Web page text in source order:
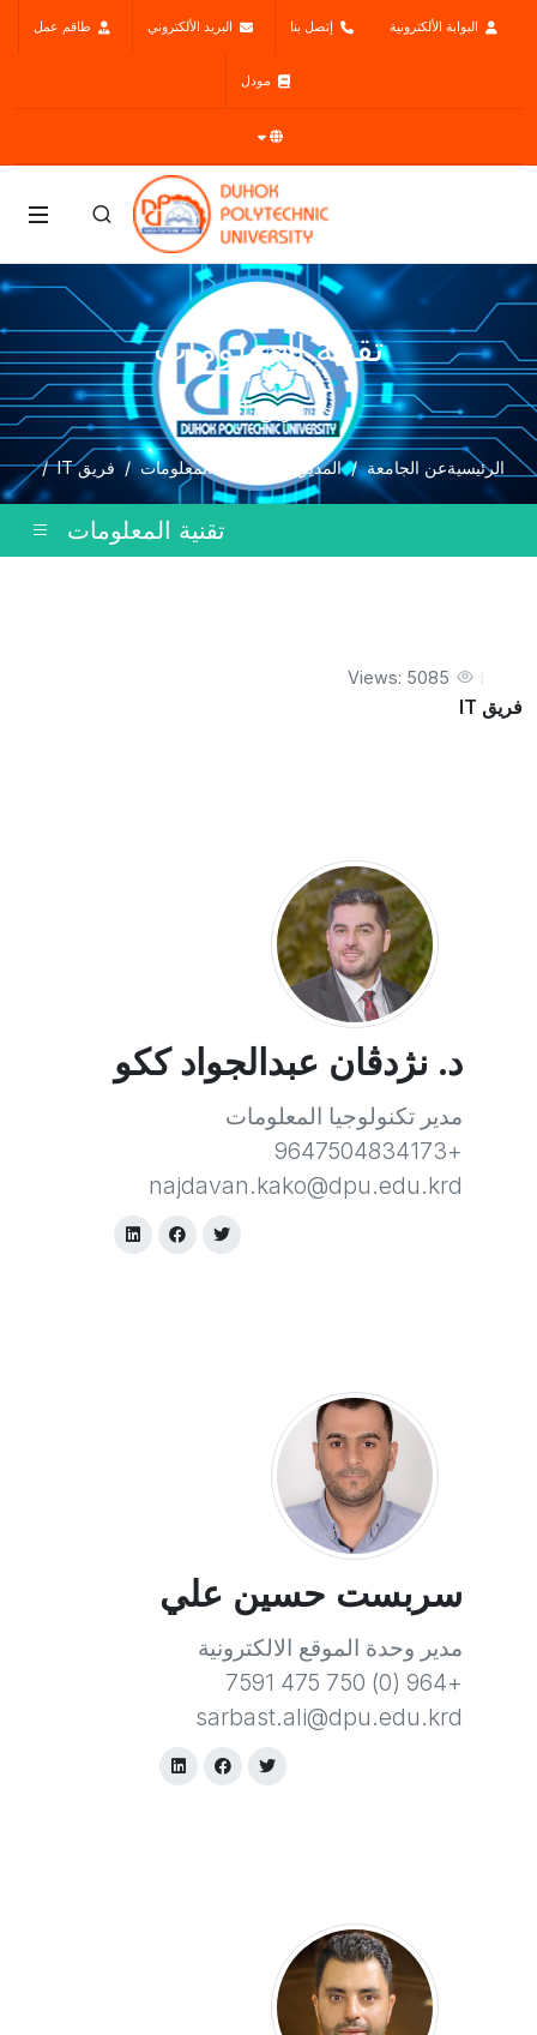
البوابة الألكترونية إتصل بنا البريد الألكتروني طاقم عمل
مودل
تقنية المعلومات
فريق IT
الرئيسيةعن الجامعة المديريات تقنية المعلومات فريق IT
تقنية المعلومات
Views: 5085
فريق IT
د. نژدڤان عبدالجواد ككو
مدير تكنولوجيا المعلومات
+9647504834173
najdavan.kako@dpu.edu.krd
سربست حسين علي
مدير وحدة الموقع الالكترونية
+964 (0) 750 475 7591
sarbast.ali@dpu.edu.krd